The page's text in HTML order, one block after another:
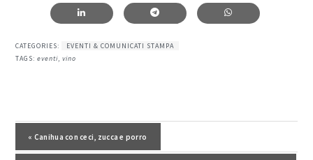
CATEGORIES:
EVENTI & COMUNICATI STAMPA
TAGS:eventi,vino
Post precedente:
« Canihua con ceci, zucca e porro